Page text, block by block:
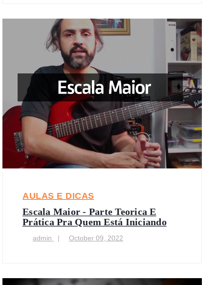
AULAS E DICAS
Escala Maior - Parte Teorica E
Prática Pra Quem Está Iniciando
admin October 09, 2022